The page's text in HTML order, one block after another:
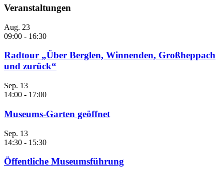
Veranstaltungen
Aug. 23
09:00 - 16:30
Radtour „Über Berglen, Winnenden, Großheppach
und zurück“
Sep. 13
14:00 - 17:00
Museums-Garten geöffnet
Sep. 13
14:30 - 15:30
Öffentliche Museumsführung